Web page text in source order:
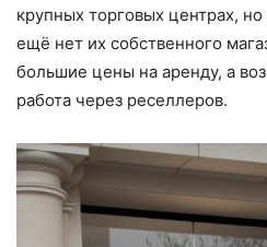
крупных торговых центрах,
ещё нет их собственного
большие цены на аренду, а
работа через реселлеров.